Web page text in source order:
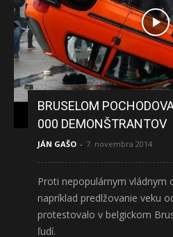
BRUSELOM
000 DEMONŠTRANTOV
JÁN GAŠO - 7. novembra 2014
Proti nepopulárnym vládnym
napríklad predlžovanie veku
protestovalo v belgickom
ľudí.